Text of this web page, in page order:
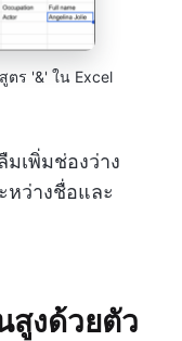
ร '&' ใน Excel
มเพิ่มช่องว่าง
หว่างชื่อและ
สูงด้วยตัว